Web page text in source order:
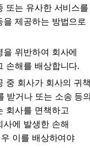
또는 유사한 서비스를
제공하는 방법으로
위반하여 회사에
손해를 배상합니다.
중 회사가 회사의 귀
받거나 또는 소송 등
회사를 면책하고
에 발생한 손해
이를 배상하여야